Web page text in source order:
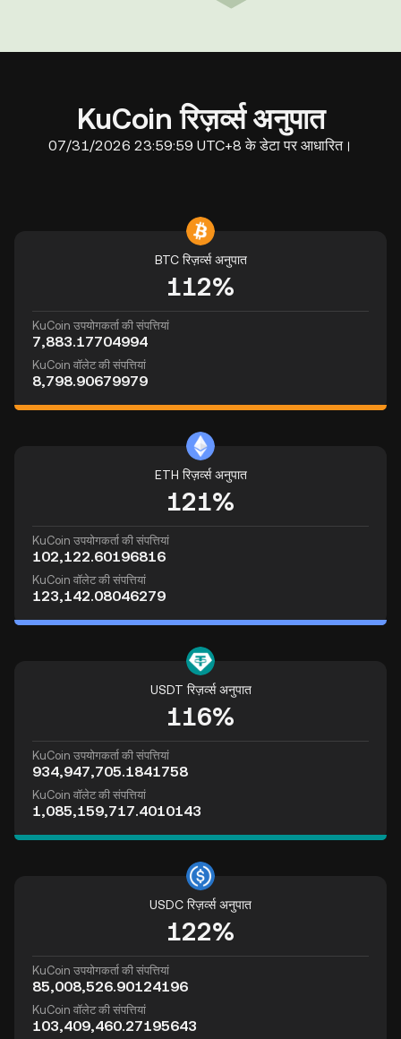
KuCoin रिज़र्व्स अनुपात
07/31/2026 23:59:59 UTC+8 के डेटा पर आधारित।
BTC रिज़र्व्स अनुपात
112%
KuCoin उपयोगकर्ता की संपत्तियां
7,883.17704994
KuCoin वॉलेट की संपत्तियां
8,798.90679979
ETH रिज़र्व्स अनुपात
121%
KuCoin उपयोगकर्ता की संपत्तियां
102,122.60196816
KuCoin वॉलेट की संपत्तियां
123,142.08046279
USDT रिज़र्व्स अनुपात
116%
KuCoin उपयोगकर्ता की संपत्तियां
934,947,705.1841758
KuCoin वॉलेट की संपत्तियां
1,085,159,717.4010143
USDC रिज़र्व्स अनुपात
122%
KuCoin उपयोगकर्ता की संपत्तियां
85,008,526.90124196
KuCoin वॉलेट की संपत्तियां
103,409,460.27195643